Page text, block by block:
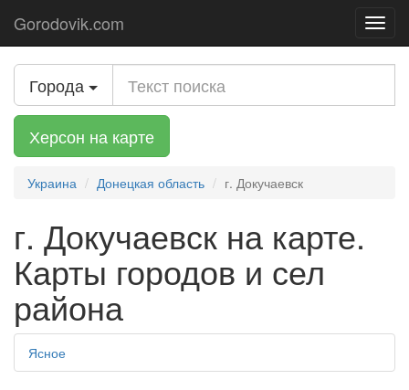
Gorodovik.com
Города
Херсон на карте
Украина Донецкая область г. Докучаевск
г. Докучаевск на карте.
Карты городов и сел
района
Ясное